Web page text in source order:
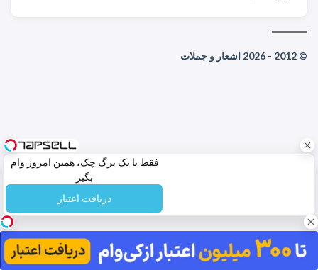
© 2012 - 2026 اشعار و جملات
فقط با یک برگ چک، همین امروز وام
بگیر
دریافت اعتبار